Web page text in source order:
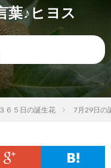
葉♪ヒヨス
６５日の誕生花 7月29日の